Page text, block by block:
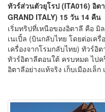
ทัวร์ส่วนตัวยุโรป (ITA016) อิ
GRAND ITALY) 15 วัน 14 คืน
เริ่มทริปที่เหนือของอิตาลี คือ
เนเปิ้ล (บินกลับไทย โดยต่อเค
เครื่องจากโรมกลับไทย) ทัวร์อิ
ทัวร์อิตาลีตอนใต้ ครบหมด ไปค
อิตาลีอย่างแท้จริง เก็บเมืองเล็